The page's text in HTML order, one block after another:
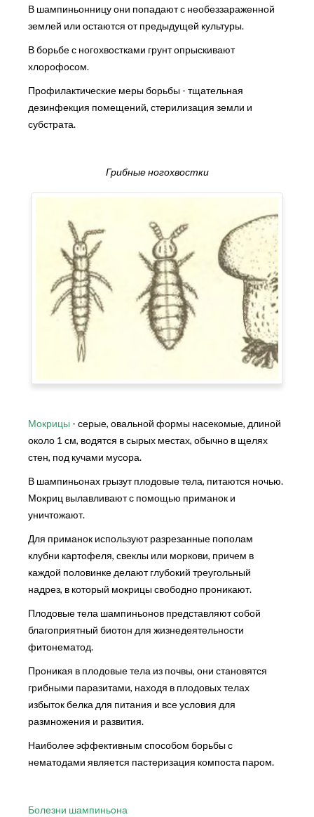
В шампиньонницу они попадают с необеззараженной
землей или остаются от предыдущей культуры.
В борьбе с ногохвостками грунт опрыскивают
хлорофосом.
Профилактические меры борьбы - тщательная
дезинфекция помещений, стерилизация земли и
субстрата.
Грибные ногохвостки
Мокрицы - серые, овальной формы насекомые, длиной
около 1 см, водятся в сырых местах, обычно в щелях
стен, под кучами мусора.
В шампиньонах грызут плодовые тела, питаются ночью.
Мокриц вылавливают с помощью приманок и
уничтожают.
Для приманок используют разрезанные пополам
клубни картофеля, свеклы или моркови, причем в
каждой половинке делают глубокий треугольный
надрез, в который мокрицы свободно проникают.
Плодовые тела шампиньонов представляют собой
благоприятный биотон для жизнедеятельности
фитонематод.
Проникая в плодовые тела из почвы, они становятся
грибными паразитами, находя в плодовых телах
избыток белка для питания и все условия для
размножения и развития.
Наиболее эффективным способом борьбы с
нематодами является пастеризация компоста паром.
Болезни шампиньона